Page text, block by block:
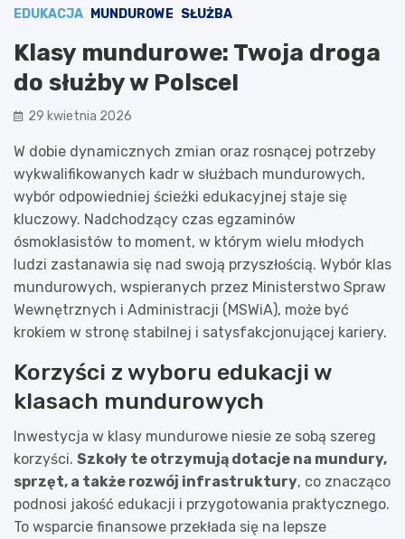
EDUKACJA MUNDUROWE SŁUŻBA
Klasy mundurowe: Twoja droga
do służby w Polsce!
29 kwietnia 2026
W dobie dynamicznych zmian oraz rosnącej potrzeby
wykwalifikowanych kadr w służbach mundurowych,
wybór odpowiedniej ścieżki edukacyjnej staje się
kluczowy. Nadchodzący czas egzaminów
ósmoklasistów to moment, w którym wielu młodych
ludzi zastanawia się nad swoją przyszłością. Wybór klas
mundurowych, wspieranych przez Ministerstwo Spraw
Wewnętrznych i Administracji (MSWiA), może być
krokiem w stronę stabilnej i satysfakcjonującej kariery.
Korzyści z wyboru edukacji w
klasach mundurowych
Inwestycja w klasy mundurowe niesie ze sobą szereg
korzyści. Szkoły te otrzymują dotacje na mundury,
sprzęt, a także rozwój infrastruktury, co znacząco
podnosi jakość edukacji i przygotowania praktycznego.
To wsparcie finansowe przekłada się na lepsze